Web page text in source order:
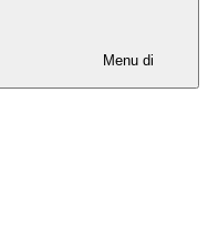
Menu di